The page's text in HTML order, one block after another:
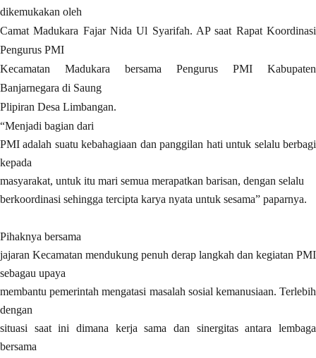
dikemukakan oleh
Camat Madukara Fajar Nida Ul Syarifah. AP saat Rapat Koordinasi
Pengurus PMI
Kecamatan Madukara bersama Pengurus PMI Kabupaten
Banjarnegara di Saung
Plipiran Desa Limbangan.
“Menjadi bagian dari
PMI adalah suatu kebahagiaan dan panggilan hati untuk selalu berbagi
kepada
masyarakat, untuk itu mari semua merapatkan barisan, dengan selalu
berkoordinasi sehingga tercipta karya nyata untuk sesama” paparnya.
Pihaknya bersama
jajaran Kecamatan mendukung penuh derap langkah dan kegiatan PMI
sebagau upaya
membantu pemerintah mengatasi masalah sosial kemanusiaan. Terlebih
dengan
situasi saat ini dimana kerja sama dan sinergitas antara lembaga
bersama